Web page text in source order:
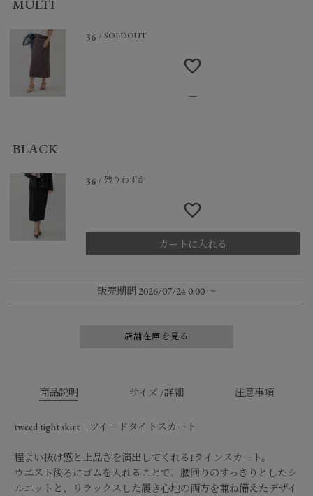
MULTI
36 SOLDOUT
—
BLACK
36 残りわずか
カートに入れる
販売期間 2026/07/24 0:00 〜
店舗在庫を見る
商品説明 サイズ /詳細 注意事項
tweed tight skirt｜ツイードタイトスカート
程よい抜け感と上品さを演出してくれるIラインスカート。
ウエスト後ろにゴムを入れることで、腰回りのすっきりとしたシ
ルエットと、リラックスした履き心地の両方を兼ね備えたデザイ